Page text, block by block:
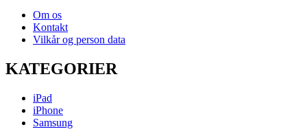
Om os
Kontakt
Vilkår og person data
KATEGORIER
iPad
iPhone
Samsung